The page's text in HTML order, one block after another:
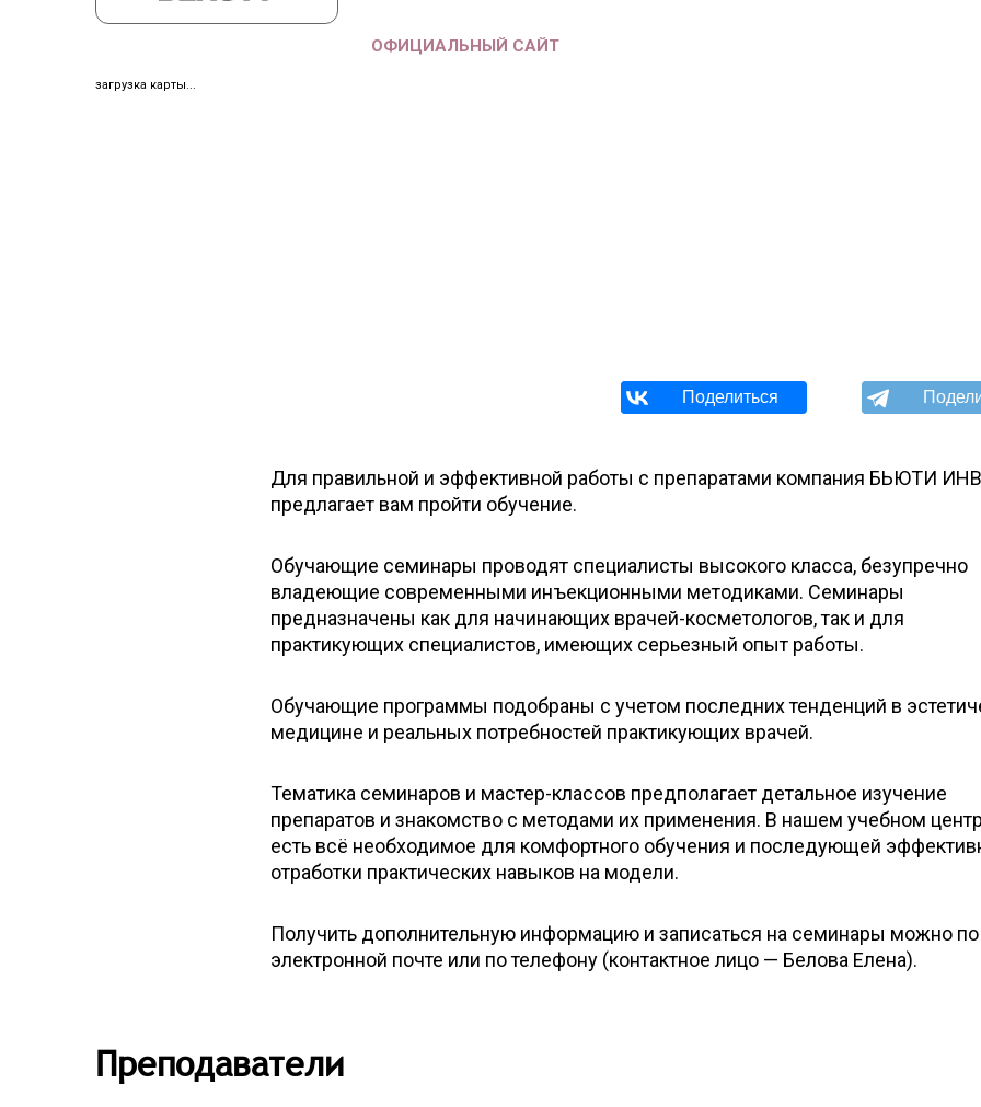
ОФИЦИАЛЬНЫЙ САЙТ
загрузка карты...
Для правильной и эффективной работы с препаратами компания БЬЮТИ
предлагает вам пройти обучение.
Обучающие семинары проводят специалисты высокого класса, безупречно
владеющие современными инъекционными методиками. Семинары
предназначены как для начинающих врачей-косметологов, так и для
практикующих специалистов, имеющих серьезный опыт работы.
Обучающие программы подобраны с учетом последних тенденций в
медицине и реальных потребностей практикующих врачей.
Тематика семинаров и мастер-классов предполагает детальное изучение
препаратов и знакомство с методами их применения. В нашем учебном
есть всё необходимое для комфортного обучения и последующей
отработки практических навыков на модели.
Получить дополнительную информацию и записаться на семинары можно по
электронной почте или по телефону (контактное лицо — Белова Елена).
Преподаватели